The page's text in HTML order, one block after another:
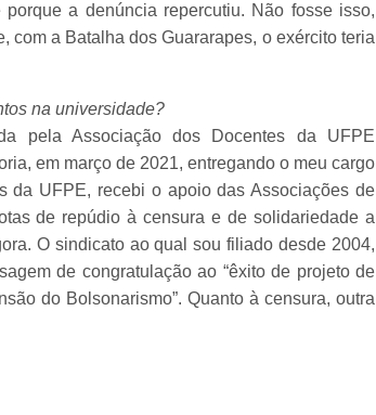
a denúncia repercutiu. Não fosse isso,
com a Batalha dos Guararapes, o exército teria
na universidade?
pela Associação dos Docentes da UFPE
em março de 2021, entregando o meu cargo
da UFPE, recebi o apoio das Associações de
de repúdio à censura e de solidariedade a
O sindicato ao qual sou filiado desde 2004,
de congratulação ao “êxito de projeto de
do Bolsonarismo”. Quanto à censura, outra